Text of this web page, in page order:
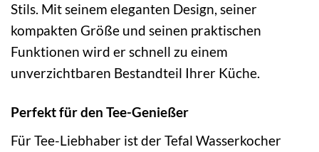
Stils. Mit seinem eleganten Design, seiner
kompakten Größe und seinen praktischen
Funktionen wird er schnell zu einem
unverzichtbaren Bestandteil Ihrer Küche.
Perfekt für den Tee-Genießer
Für Tee-Liebhaber ist der Tefal Wasserkocher